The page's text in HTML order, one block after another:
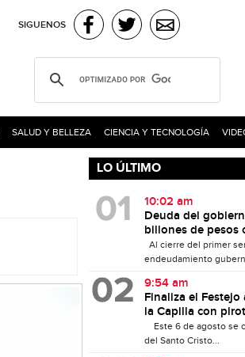
SIGUENOS
SALUD Y BELLEZA CIENCIA Y TECNOLOGÍA
LO ÚLTIMO
10:02 am
Deuda del
billones de pesos
Al cierre del primer
endeudamiento
9:54 am
Finaliza el
la Capilla con
Este 6 de agosto se
del Santo Cristo...